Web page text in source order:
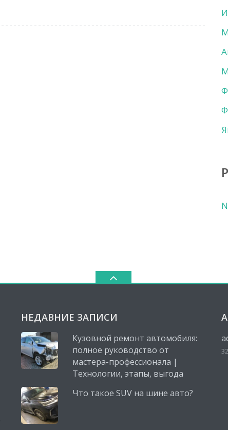
НЕДАВНИЕ ЗАПИСИ
Кузовной ремонт автомобиля:
полное руководство от
мастера-профессионала |
Технологии, этапы, выгода
Что такое SUV на шине авто?